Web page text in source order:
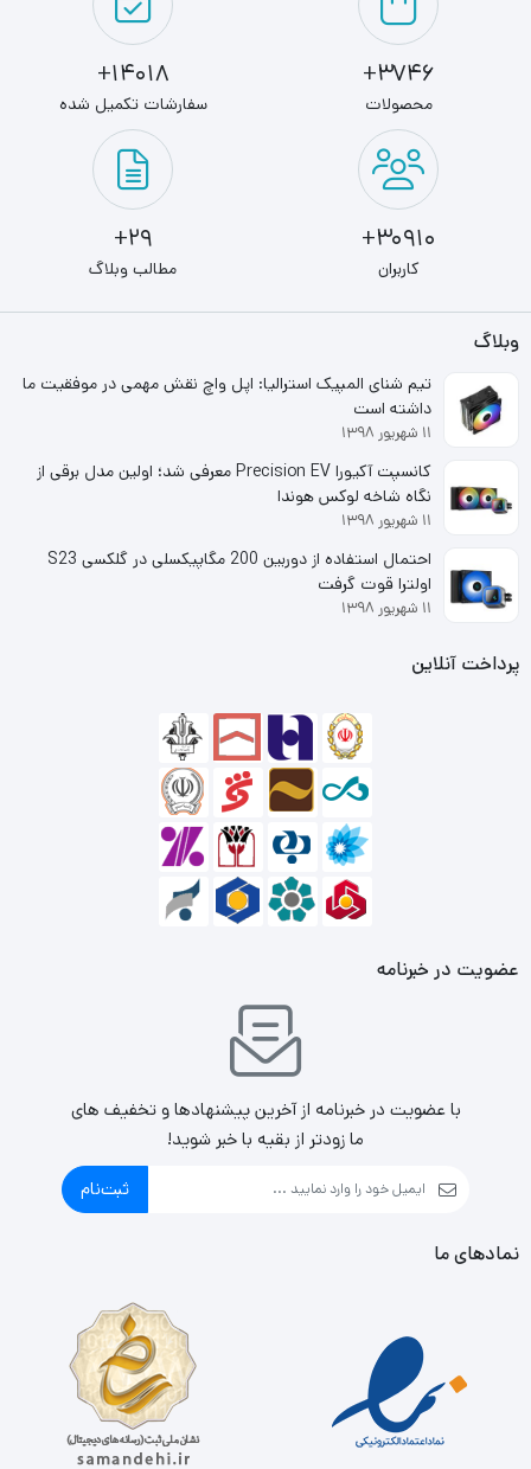
3746+
محصولات
14018+
سفارشات تکمیل شده
30910+
کاربران
29+
مطالب وبلاگ
وبلاگ
تیم شنای المپیک استرالیا: اپل واچ نقش مهمی در موفقیت ما
داشته است
۱۱ شهریور ۱۳۹۸
کانسپت آکیورا Precision EV معرفی شد؛ اولین مدل برقی از
نگاه شاخه لوکس هوندا
۱۱ شهریور ۱۳۹۸
احتمال استفاده از دوربین 200 مگاپیکسلی در گلکسی S23
اولترا قوت گرفت
۱۱ شهریور ۱۳۹۸
پرداخت آنلاین
عضویت در خبرنامه
با عضویت در خبرنامه از آخرین پیشنهادها و تخفیف های
ما زودتر از بقیه با خبر شوید!
ثبت‌نام
نمادهای ما